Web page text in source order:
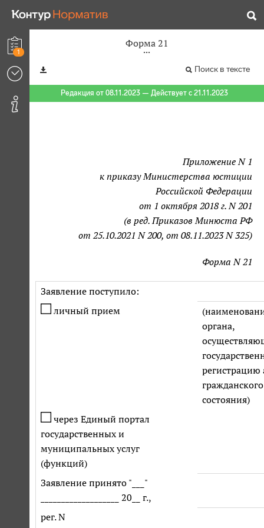
1
Форма 21
Поиск в тексте
Редакция от 08.11.2023 — Действует с 21.11.2023
Приложение N 1
к приказу Министерства юстиции
Российской Федерации
от 1 октября 2018 г. N 201
(в ред. Приказов Минюста РФ
от 25.10.2021 N 200, от 08.11.2023 N 325)
Форма N 21
Заявление поступило:
личный прием
органа,
регистрацию
гражданского
состояния)
через Единый портал
государственных и
муниципальных услуг
(функций)
Заявление принято "___"
___________________ 20__ г.,
рег. N